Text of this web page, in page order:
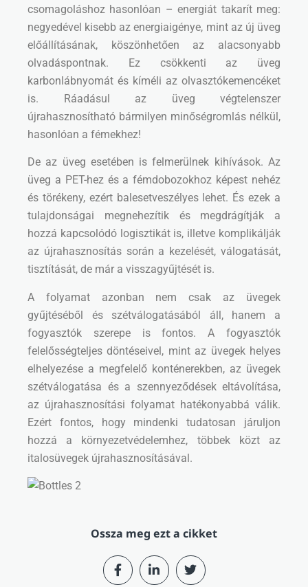
csomagoláshoz hasonlóan – energiát takarít meg:
negyedével kisebb az energiaigénye, mint az új üveg
előállításának, köszönhetően az alacsonyabb
olvadáspontnak. Ez csökkenti az üveg
karbonlábnyomát és kíméli az olvasztókemencéket
is. Ráadásul az üveg végtelenszer
újrahasznosítható bármilyen minőségromlás nélkül,
hasonlóan a fémekhez!
De az üveg esetében is felmerülnek kihívások. Az
üveg a PET-hez és a fémdobozokhoz képest nehéz
és törékeny, ezért balesetveszélyes lehet. És ezek a
tulajdonságai megnehezítik és megdrágítják a
hozzá kapcsolódó logisztikát is, illetve komplikálják
az újrahasznosítás során a kezelését, válogatását,
tisztítását, de már a visszagyűjtését is.
A folyamat azonban nem csak az üvegek
gyűjtéséből és szétválogatásából áll, hanem a
fogyasztók szerepe is fontos. A fogyasztók
felelősségteljes döntéseivel, mint az üvegek helyes
elhelyezése a megfelelő konténerekben, az üvegek
szétválogatása és a szennyeződések eltávolítása,
az újrahasznosítási folyamat hatékonyabbá válik.
Ezért fontos, hogy mindenki tudatosan járuljon
hozzá a környezetvédelemhez, többek közt az
italosüvegek újrahasznosításával.
Ossza meg ezt a cikket